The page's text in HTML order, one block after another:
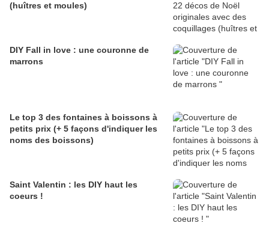
(huîtres et moules)
DIY Fall in love : une couronne de
marrons
Le top 3 des fontaines à boissons à
petits prix (+ 5 façons d'indiquer les
noms des boissons)
Saint Valentin : les DIY haut les
coeurs !